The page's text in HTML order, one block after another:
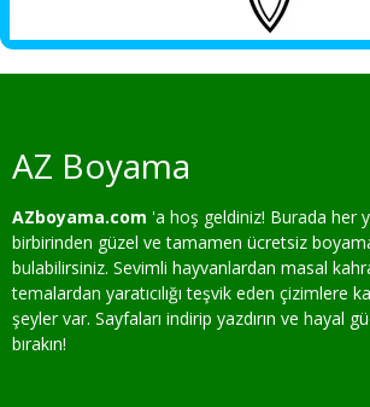
AZ Boyama
AZboyama.com 'a hoş geldiniz! Burada her
birbirinden güzel ve tamamen ücretsiz
bulabilirsiniz. Sevimli hayvanlardan masal
temalardan yaratıcılığı teşvik eden çizimlere
şeyler var. Sayfaları indirip yazdırın ve hayal
bırakın!